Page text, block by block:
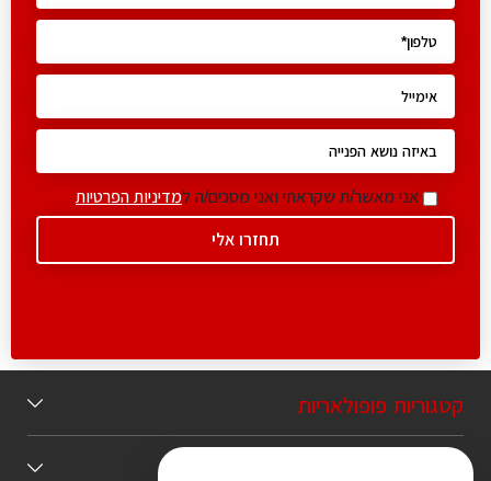
אני מאשר/ת שקראתי ואני מסכים/ה למדיניות הפרטיות
קטגוריות פופולאריות